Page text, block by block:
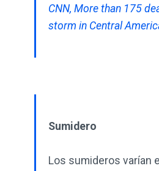
CNN, More than 175
storm in Central
Sumidero
Los sumideros varían